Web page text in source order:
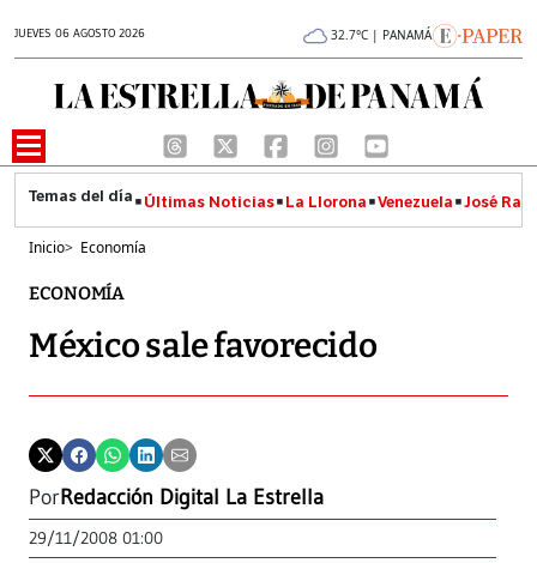
JUEVES 06 AGOSTO 2026 32.7°C | PANAMÁ
Últimas Noticias La Llorona Venezuela José
Inicio> Economía
ECONOMÍA
México sale favorecido
PorRedacción Digital La Estrella
29/11/2008 01:00